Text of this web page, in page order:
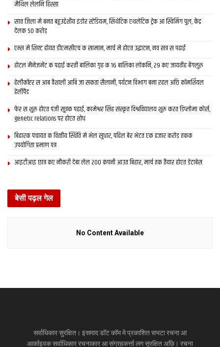
मैथिल लेलनि हिस्सा
सात जिला मे बनत बहुउद्देशीय इंडोर स्‍टेडि‍यम, सिंथेटिक एथलेटिक ट्रेक आ स्विमिंग पुल, केंद्र
देलक 50 करोड़
एम्स मे शिफ्ट होयत डीएमसीएच क सामान, मार्च मे होएत उद्घाटन, नव सत्र स पढाई
होटल मैनेजमेंट क पढ़ाई करती बालिका गृह क 16 बालिका लोकनि, 29 कए जायतीह बेंगलुरु
हेलीकॉप्टर स आब वैशाली आबि जा सकता सैलानी, पर्यटन विभाग बना रहल अछि कॉमर्शियल
हेलीपैड
फेर स शुरू होएत पंजी सूत्रक पढाई, कामेश्वर सिंह संस्कृत विश्वविद्यालय शुरू करत डिप्लोमा कोर्स,
genetic relations पर होएत शोध
बिहारक पंचायत क वित्‍तीय स्थिति मे भेल सुधार, पहिल बेर भेटत एक हजार करोड़ तकक
उपयोगिता प्रमाण पत्र
आइटीआइ छात्र कए नौकरी देबा लेल 200 कंपनी आउत बिहार, मार्च तक तैयार होएत डेटाबेस
बेसी पढ़ल गेल
No Content Available
सर्वाधिकार सुरक्षित। इसमाद डॉट कॉम मे प्रकाशित सभटा रचना आ
आर्काइवक सर्वाधिकार रचनाकार आ संग्रहकर्त्ता लग सुरक्षित अछि। रचना